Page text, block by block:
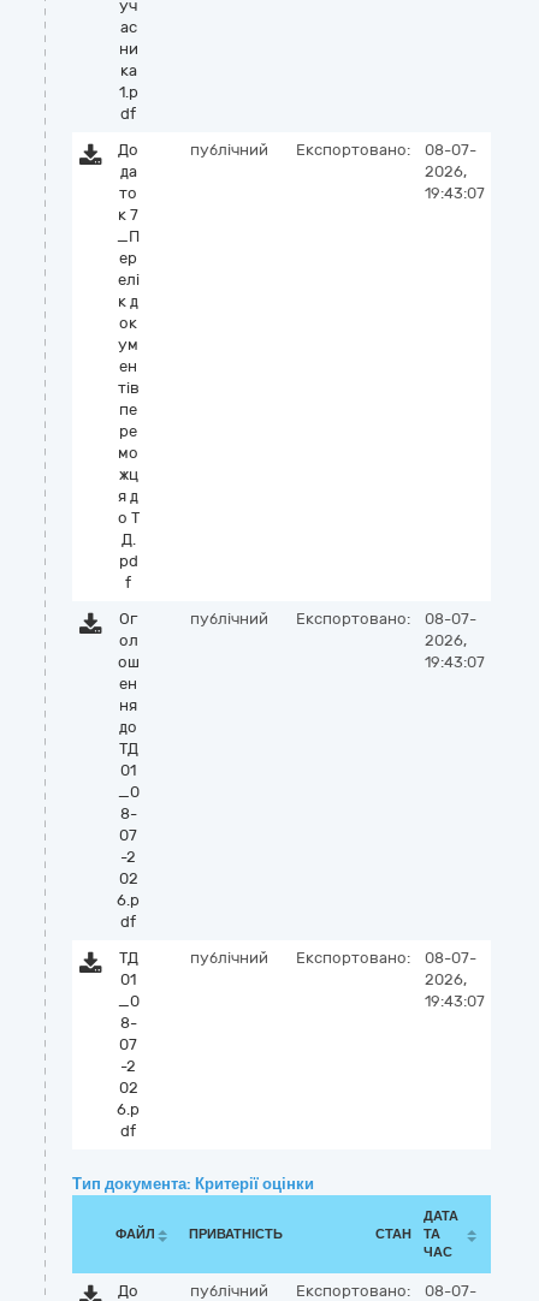
уч
ас
ни
ка
1.p
df
До
да
то
к 7
_П
ер
елі
к д
ок
ум
ен
тів
пе
ре
мо
жц
я д
о Т
Д.
pd
f
публічний Експортовано:
08-07-
2026,
19:43:07
Ог
ол
ош
ен
ня
до
ТД
01
_0
8-
07
-2
02
6.p
df
публічний Експортовано:
08-07-
2026,
19:43:07
ТД
01
_0
8-
07
-2
02
6.p
df
публічний Експортовано:
08-07-
2026,
19:43:07
Тип документа: Критерії оцінки
ФАЙЛ ПРИВАТНІСТЬ СТАН
ДАТА
ТА
ЧАС
До
публічний Експортовано:
08-07-